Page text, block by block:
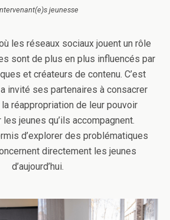
jeunesse
les réseaux sociaux jouent un rôle
sont de plus en plus influencés par
et créateurs de contenu. C’est
invité ses partenaires à consacrer
réappropriation de leur pouvoir
les jeunes qu’ils accompagnent.
d’explorer des problématiques
directement les jeunes
d’aujourd’hui.